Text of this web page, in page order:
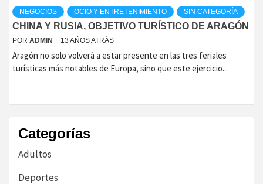
NEGOCIOS OCIO Y ENTRETENIMIENTO SIN CATEGORÍA
CHINA Y RUSIA, OBJETIVO TURÍSTICO DE ARAGÓN
POR ADMIN 13 AÑOS ATRÁS
Aragón no solo volverá a estar presente en las tres feriales
turísticas más notables de Europa, sino que este ejercicio...
Categorías
Adultos
Deportes